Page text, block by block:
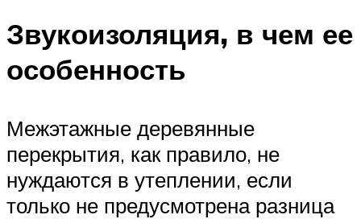
Звукоизоляция, в чем ее
особенность
Межэтажные деревянные
перекрытия, как правило, не
нуждаются в утеплении, если
только не предусмотрена разница